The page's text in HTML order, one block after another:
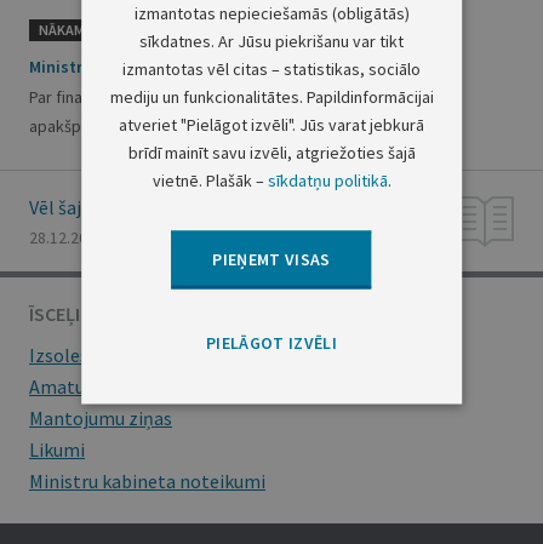
NĀKAMAIS
Ministru kabineta rīkojums Nr.879
Par finanšu līdzekļu piešķiršanu no valsts pamatbudžeta
apakšprogrammas "Līdzekļi neparedzētiem gadījumiem"
Vēl šajā numurā
28.12.2009., Nr. 203
ĪSCEĻI
Izsoles
Amatu konkursi
Mantojumu ziņas
Likumi
Ministru kabineta noteikumi
izmantotas nepieciešamās (obligātās)
sīkdatnes. Ar Jūsu piekrišanu var tikt
izmantotas vēl citas – statistikas, sociālo
mediju un funkcionalitātes. Papildinformācijai
atveriet "Pielāgot izvēli". Jūs varat jebkurā
brīdī mainīt savu izvēli, atgriežoties šajā
vietnē. Plašāk –sīkdatņu politikā.
PIEŅEMT VISAS
PIELĀGOT IZVĒLI